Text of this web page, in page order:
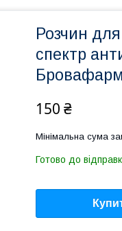
Розчин
спектр
150 ₴
Мінімальна сума
Готово до